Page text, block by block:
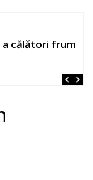
călători frumos